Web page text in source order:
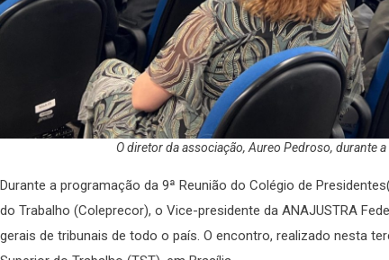
O diretor da associação, Aureo Pedroso, durante
Durante a programação da 9ª Reunião do Colégio de
do Trabalho (Coleprecor), o Vice-presidente da ANAJUSTRA
gerais de tribunais de todo o país. O encontro, realizado nesta